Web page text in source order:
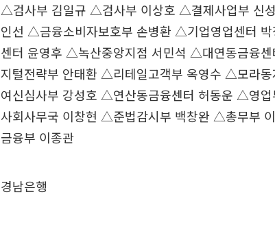
△검사부 김일규 △검사부 이상호 △결제사업부 신
인선 △금융소비자보호부 손병환 △기업영업센터
센터 윤영후 △녹산중앙지점 서민석 △대연동금융
지털전략부 안태환 △리테일고객부 옥영수 △모라
여신심사부 강성호 △연산동금융센터 허동운 △영
사회사무국 이창현 △준법감시부 백창완 △총무부
금융부 이종관
경남은행